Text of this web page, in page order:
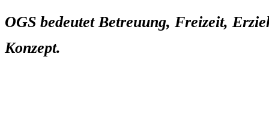
OGS bedeutet Betreuung, Freizeit,
Konzept.